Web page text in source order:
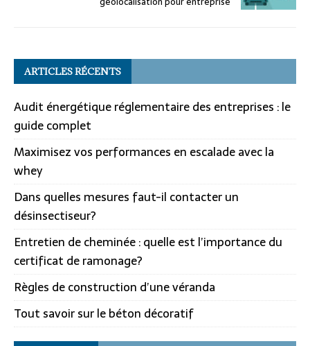
ARTICLES RÉCENTS
Audit énergétique réglementaire des entreprises : le
guide complet
Maximisez vos performances en escalade avec la
whey
Dans quelles mesures faut-il contacter un
désinsectiseur?
Entretien de cheminée : quelle est l’importance du
certificat de ramonage?
Règles de construction d’une véranda
Tout savoir sur le béton décoratif